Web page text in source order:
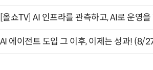
[올쇼TV] AI 인프라를 관측하고, AI로 운영
AI 에이전트 도입 그 이후, 이제는 성과! (8/